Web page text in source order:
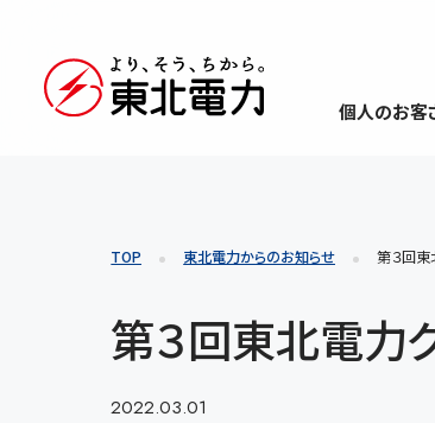
個人のお客
TOP 東北電力からのお知らせ 第３回東
第３回東北電力
2022.03.01